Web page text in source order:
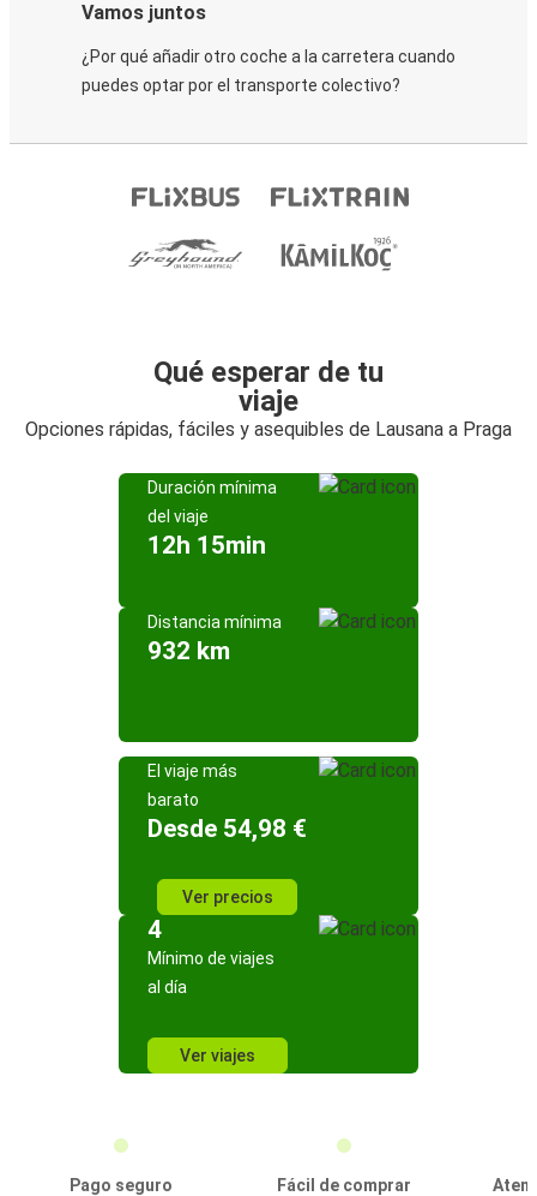
Vamos juntos
¿Por qué añadir otro coche a la carretera cuando
puedes optar por el transporte colectivo?
Qué esperar de tu
viaje
Opciones rápidas, fáciles y asequibles de Lausana a Praga
Duración mínima
del viaje
12h 15min
Distancia mínima
932 km
El viaje más
barato
Desde 54,98 €
Ver precios
4
Mínimo de viajes
al día
Ver viajes
Pago seguro
Fácil de comprar